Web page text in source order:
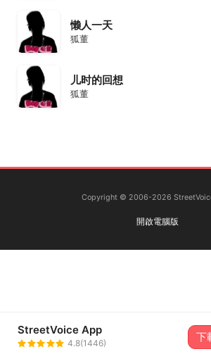
懒人一天
狐董
儿时的回想
狐董
Copyright © 2006-2026
開啟電腦版
StreetVoice App
4.8(1446) 下